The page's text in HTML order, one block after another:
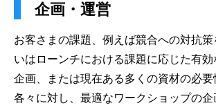
企画・運営
お客さまの課題、例えば競合への対抗
いはローンチにおける課題に応じた有
企画、または現在ある多くの資材の必要
各々に対し、最適なワークショップの